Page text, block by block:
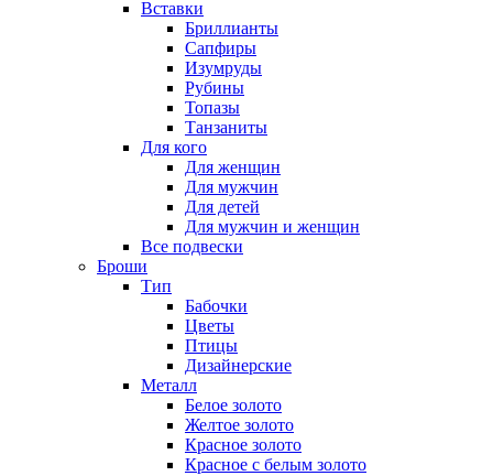
Вставки
Бриллианты
Сапфиры
Изумруды
Рубины
Топазы
Танзаниты
Для кого
Для женщин
Для мужчин
Для детей
Для мужчин и женщин
Все подвески
Броши
Тип
Бабочки
Цветы
Птицы
Дизайнерские
Металл
Белое золото
Желтое золото
Красное золото
Красное с белым золото